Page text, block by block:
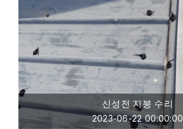
신성전 지붕 수리
2023-06-22 00:00:00